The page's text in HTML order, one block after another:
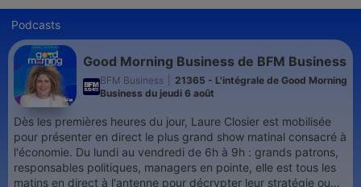
Podcasts
Good Morning Business de BFM Business
BFM Business
21365 - L'intégrale de Good Morning
Business du jeudi 6 août
Dès les premières heures du jour, Laure Closier est mobilisée
pour présenter en direct le plus grand show matinal consacré à
l'économie. Du lundi au vendredi de 6h à 9h : grands patrons,
responsables politiques, managers en pointe, elle est tous les
matins en direct à l'antenne pour décrypter leur stratégie ou